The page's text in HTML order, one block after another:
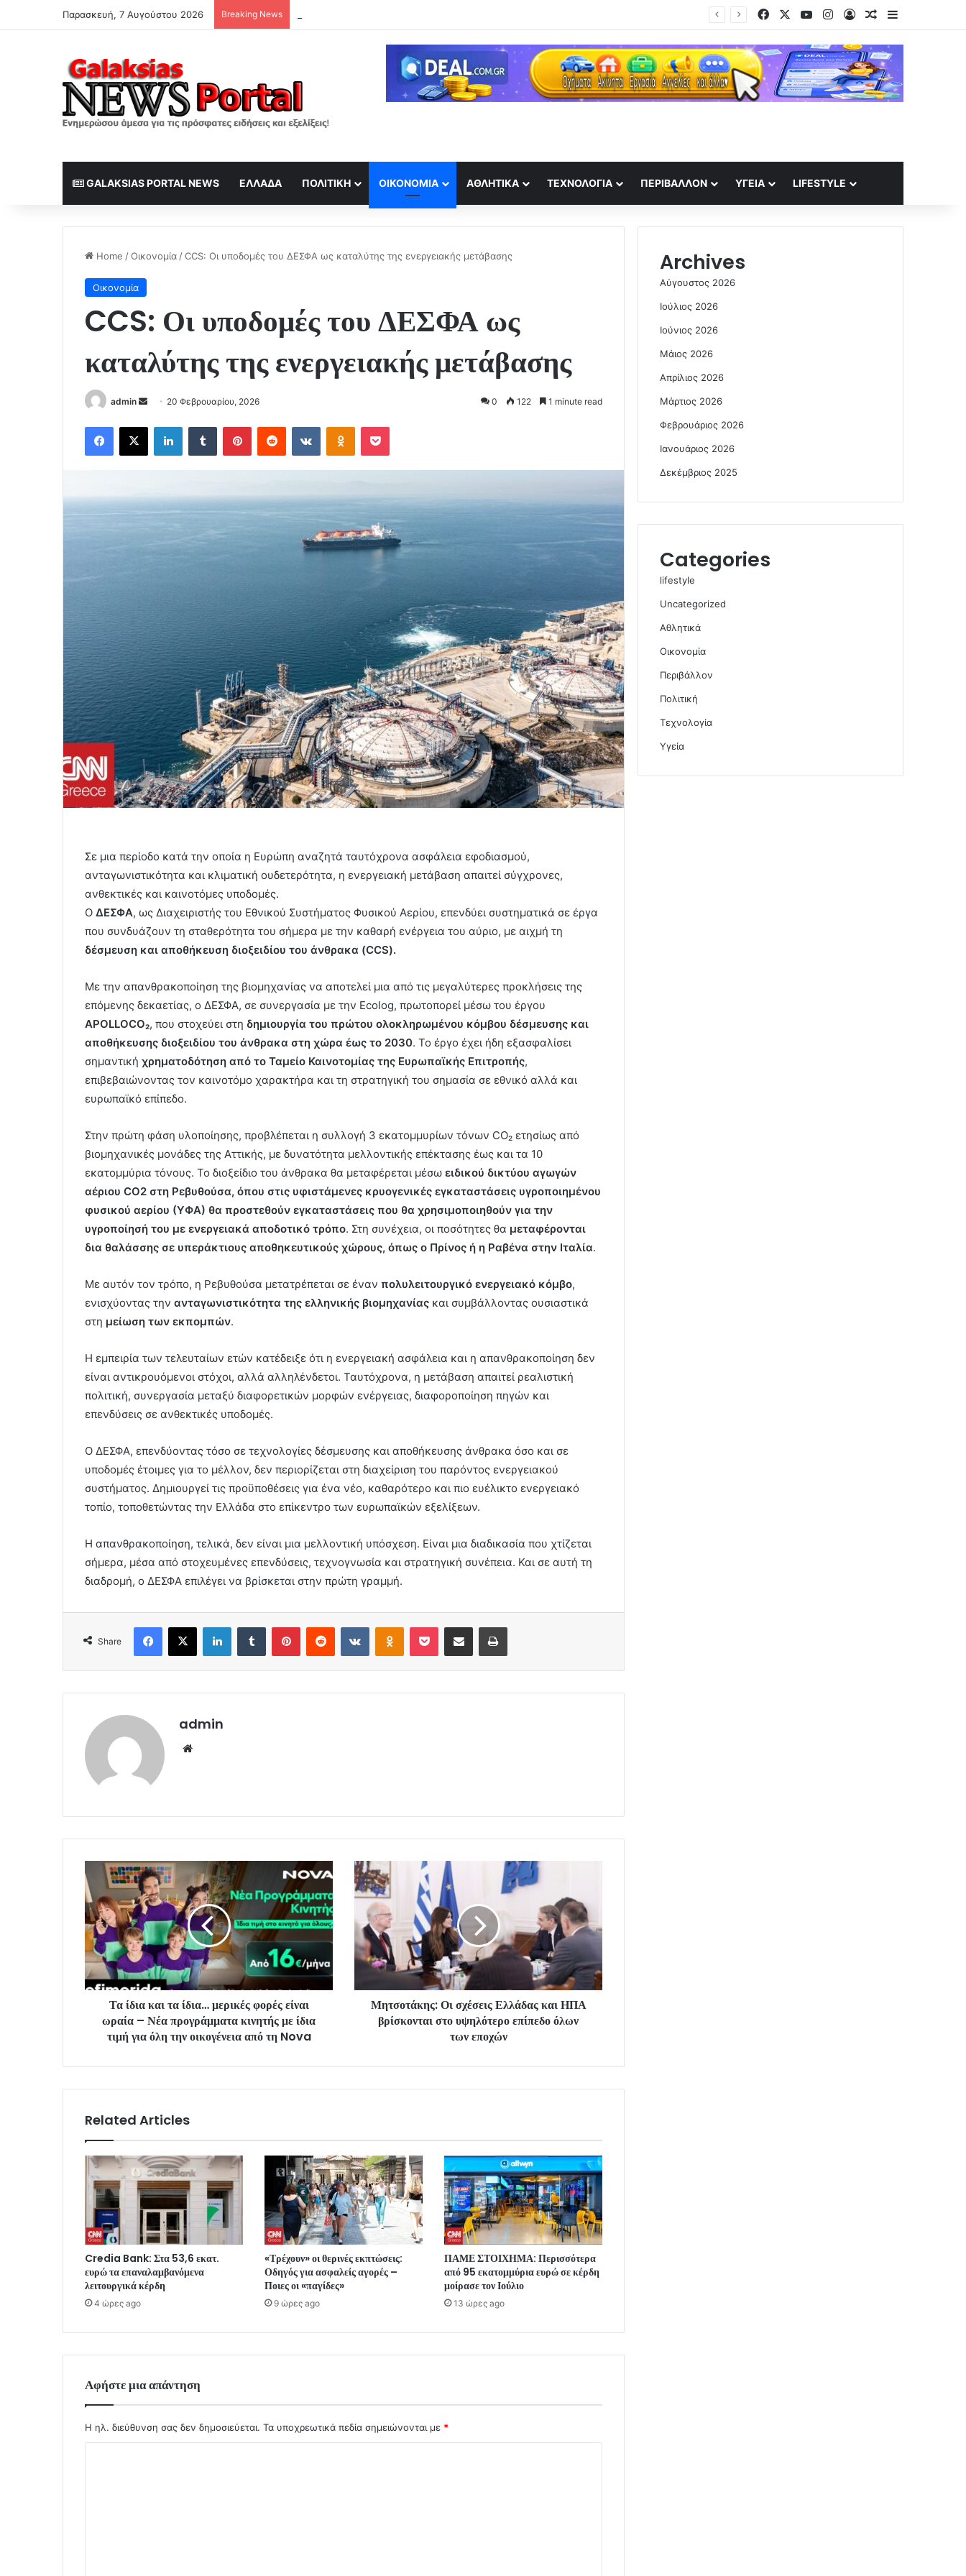
Παρασκευή, 7 Αυγούστου 2026 Breaking News FacebookYouTubeInstagram
Log InRandom Article
Sidebar
GALAKSIAS PORTAL NEWS ΕΛΛΆΔΑ ΠΟΛΙΤΙΚΉ ΟΙΚΟΝΟΜΊΑ ΑΘΛΗΤΙΚΆ ΤΕΧΝΟΛΟΓΊΑ ΠΕΡΙΒΆΛΛΟΝ ΥΓΕΊΑ LIFESTYLE
Home /Οικονομία /CCS: Οι υποδομές του ΔΕΣΦΑ ως καταλύτης της ενεργειακής μετάβασης
Οικονομία
CCS: Οι υποδομές του ΔΕΣΦΑ ως
καταλύτης της ενεργειακής μετάβασης
admin
Send
email
20 Φεβρουαρίου, 2026 0 122 1 minute read
Facebook
X LinkedInTumblr PinterestReddit VKontakteOdnoklassniki
Pocket
Σε μια περίοδο κατά την οποία η Ευρώπη αναζητά ταυτόχρονα ασφάλεια εφοδιασμού,
ανταγωνιστικότητα και κλιματική ουδετερότητα, η ενεργειακή μετάβαση απαιτεί σύγχρονες,
ανθεκτικές και καινοτόμες υποδομές.
Ο ΔΕΣΦΑ, ως Διαχειριστής του Εθνικού Συστήματος Φυσικού Αερίου, επενδύει συστηματικά σε έργα
που συνδυάζουν τη σταθερότητα του σήμερα με την καθαρή ενέργεια του αύριο, με αιχμή τη
δέσμευση και αποθήκευση διοξειδίου του άνθρακα (CCS).
Με την απανθρακοποίηση της βιομηχανίας να αποτελεί μια από τις μεγαλύτερες προκλήσεις της
επόμενης δεκαετίας, ο ΔΕΣΦΑ, σε συνεργασία με την Ecolog, πρωτοπορεί μέσω του έργου
APOLLOCO₂, που στοχεύει στη δημιουργία του πρώτου ολοκληρωμένου κόμβου δέσμευσης και
αποθήκευσης διοξειδίου του άνθρακα στη χώρα έως το 2030. Το έργο έχει ήδη εξασφαλίσει
σημαντική χρηματοδότηση από το Ταμείο Καινοτομίας της Ευρωπαϊκής Επιτροπής,
επιβεβαιώνοντας τον καινοτόμο χαρακτήρα και τη στρατηγική του σημασία σε εθνικό αλλά και
ευρωπαϊκό επίπεδο.
Στην πρώτη φάση υλοποίησης, προβλέπεται η συλλογή 3 εκατομμυρίων τόνων CO₂ ετησίως από
βιομηχανικές μονάδες της Αττικής, με δυνατότητα μελλοντικής επέκτασης έως και τα 10
εκατομμύρια τόνους. Το διοξείδιο του άνθρακα θα μεταφέρεται μέσω ειδικού δικτύου αγωγών
αέριου CO2 στη Ρεβυθούσα, όπου στις υφιστάμενες κρυογενικές εγκαταστάσεις υγροποιημένου
φυσικού αερίου (ΥΦΑ) θα προστεθούν εγκαταστάσεις που θα χρησιμοποιηθούν για την
υγροποίησή του με ενεργειακά αποδοτικό τρόπο. Στη συνέχεια, οι ποσότητες θα μεταφέρονται
δια θαλάσσης σε υπεράκτιους αποθηκευτικούς χώρους, όπως ο Πρίνος ή η Ραβένα στην Ιταλία.
Με αυτόν τον τρόπο, η Ρεβυθούσα μετατρέπεται σε έναν πολυλειτουργικό ενεργειακό κόμβο,
ενισχύοντας την ανταγωνιστικότητα της ελληνικής βιομηχανίας και συμβάλλοντας ουσιαστικά
στη μείωση των εκπομπών.
Η εμπειρία των τελευταίων ετών κατέδειξε ότι η ενεργειακή ασφάλεια και η απανθρακοποίηση δεν
είναι αντικρουόμενοι στόχοι, αλλά αλληλένδετοι. Ταυτόχρονα, η μετάβαση απαιτεί ρεαλιστική
πολιτική, συνεργασία μεταξύ διαφορετικών μορφών ενέργειας, διαφοροποίηση πηγών και
επενδύσεις σε ανθεκτικές υποδομές.
Ο ΔΕΣΦΑ, επενδύοντας τόσο σε τεχνολογίες δέσμευσης και αποθήκευσης άνθρακα όσο και σε
υποδομές έτοιμες για το μέλλον, δεν περιορίζεται στη διαχείριση του παρόντος ενεργειακού
συστήματος. Δημιουργεί τις προϋποθέσεις για ένα νέο, καθαρότερο και πιο ευέλικτο ενεργειακό
τοπίο, τοποθετώντας την Ελλάδα στο επίκεντρο των ευρωπαϊκών εξελίξεων.
Η απανθρακοποίηση, τελικά, δεν είναι μια μελλοντική υπόσχεση. Είναι μια διαδικασία που χτίζεται
σήμερα, μέσα από στοχευμένες επενδύσεις, τεχνογνωσία και στρατηγική συνέπεια. Και σε αυτή τη
διαδρομή, ο ΔΕΣΦΑ επιλέγει να βρίσκεται στην πρώτη γραμμή.
Share
Facebook
X LinkedInTumblr PinterestReddit VKontakteOdnoklassniki
Pocket Share via Email Print
admin
Τα ίδια και τα ίδια… μερικές φορές είναι
ωραία – Νέα προγράμματα κινητής με ίδια
τιμή για όλη την οικογένεια από τη Nova
Μητσοτάκης: Οι σχέσεις Ελλάδας και ΗΠΑ
βρίσκονται στο υψηλότερο επίπεδο όλων
των εποχών
Related Articles
Credia Bank: Στα 53,6 εκατ.
ευρώ τα επαναλαμβανόμενα
λειτουργικά κέρδη
4 ώρες ago
«Τρέχουν» οι θερινές εκπτώσεις:
Οδηγός για ασφαλείς αγορές –
Ποιες οι «παγίδες»
9 ώρες ago
ΠΑΜΕ ΣΤΟΙΧΗΜΑ: Περισσότερα
από 95 εκατομμύρια ευρώ σε κέρδη
μοίρασε τον Ιούλιο
13 ώρες ago
Αφήστε μια απάντηση
Η ηλ. διεύθυνση σας δεν δημοσιεύεται. Τα υποχρεωτικά πεδία σημειώνονται με *
Archives
Αύγουστος 2026
Ιούλιος 2026
Ιούνιος 2026
Μάιος 2026
Απρίλιος 2026
Μάρτιος 2026
Φεβρουάριος 2026
Ιανουάριος 2026
Δεκέμβριος 2025
Categories
lifestyle
Uncategorized
Αθλητικά
Οικονομία
Περιβάλλον
Πολιτική
Τεχνολογία
Υγεία